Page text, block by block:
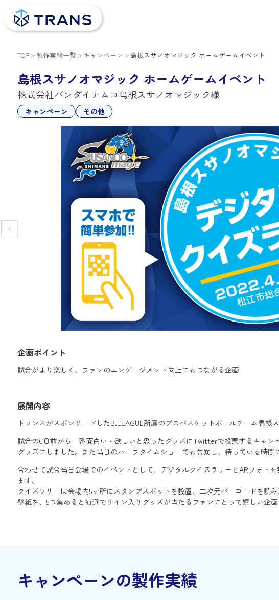
TOP 製作実績一覧 キャンペーン 島根スサノオマジック ホームゲームイベント
島根スサノオマジック ホームゲームイベント
株式会社バンダイナムコ島根スサノオマジック様
キャンペーン その他
企画ポイント
試合がより楽しく、ファンのエンゲージメント向上にもつながる企画
展開内容
トランスがスポンサードしたB.LEAGUE所属のプロバスケットボールチーム島
試合の6日前から一番面白い・欲しいと思ったグッズにTwitterで投票するキャ
グッズにしました。また当日のハーフタイムショーでも告知し、待っている時間
合わせて試合当日会場でのイベントとして、デジタルクイズラリーとARフォト
ます。
クイズラリーは会場内5ヶ所にスタンプスポットを設置、二次元バーコードを
壁紙を、5つ集めると抽選でサイン入りグッズが当たるファンにとって嬉しい企画
キャンペーンの製作実績